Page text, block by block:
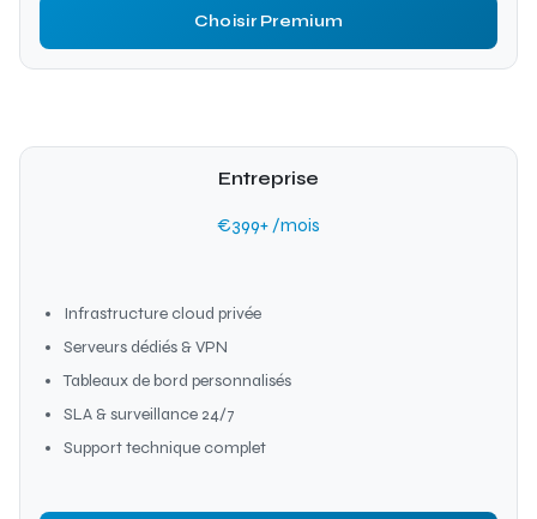
Choisir Premium
Entreprise
€399+ /mois
Infrastructure cloud privée
Serveurs dédiés & VPN
Tableaux de bord personnalisés
SLA & surveillance 24/7
Support technique complet